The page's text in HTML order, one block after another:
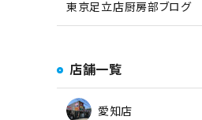
東京足立店厨房部ブログ
店舗一覧
愛知店